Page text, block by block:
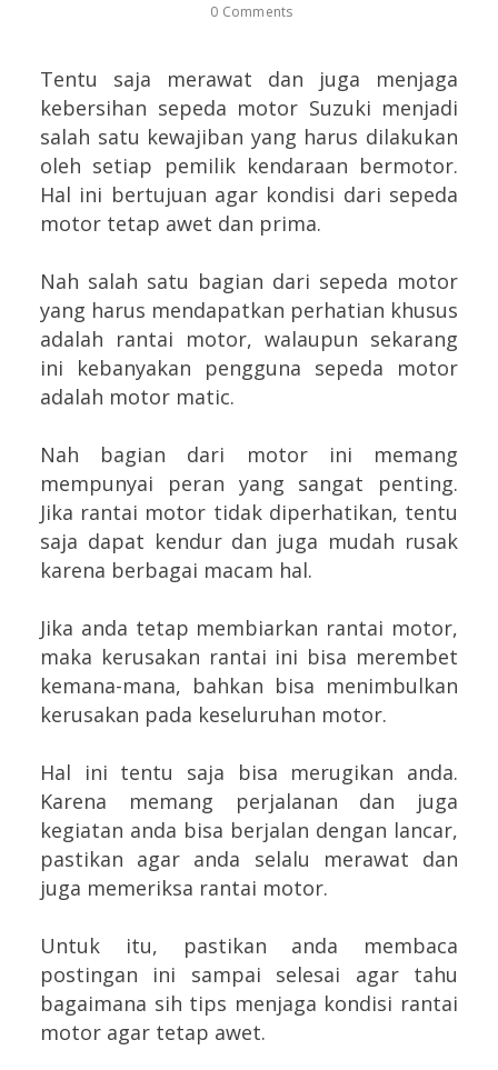
0 Comments
Tentu saja merawat dan juga menjaga
kebersihan sepeda motor Suzuki menjadi
salah satu kewajiban yang harus dilakukan
oleh setiap pemilik kendaraan bermotor.
Hal ini bertujuan agar kondisi dari sepeda
motor tetap awet dan prima.
Nah salah satu bagian dari sepeda motor
yang harus mendapatkan perhatian khusus
adalah rantai motor, walaupun sekarang
ini kebanyakan pengguna sepeda motor
adalah motor matic.
Nah bagian dari motor ini memang
mempunyai peran yang sangat penting.
Jika rantai motor tidak diperhatikan, tentu
saja dapat kendur dan juga mudah rusak
karena berbagai macam hal.
Jika anda tetap membiarkan rantai motor,
maka kerusakan rantai ini bisa merembet
kemana-mana, bahkan bisa menimbulkan
kerusakan pada keseluruhan motor.
Hal ini tentu saja bisa merugikan anda.
Karena memang perjalanan dan juga
kegiatan anda bisa berjalan dengan lancar,
pastikan agar anda selalu merawat dan
juga memeriksa rantai motor.
Untuk itu, pastikan anda membaca
postingan ini sampai selesai agar tahu
bagaimana sih tips menjaga kondisi rantai
motor agar tetap awet.